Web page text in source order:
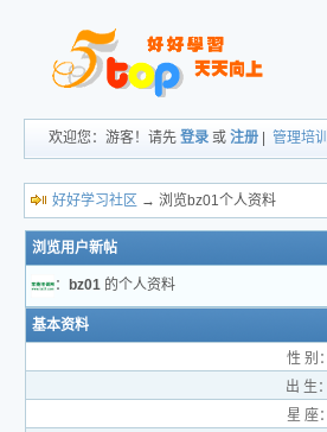
欢迎您：游客！请先登录 或注册 |管理培训
好好学习社区 → 浏览bz01个人资料
浏览用户新帖
： bz01的个人资料
基本资料
性 别：
出 生：
星 座：